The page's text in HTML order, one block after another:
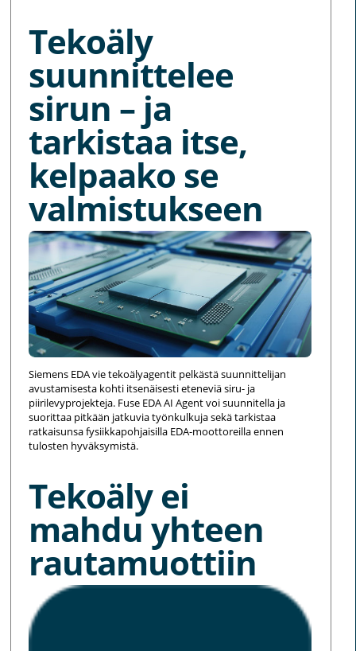
Tekoäly
suunnittelee
sirun – ja
tarkistaa itse,
kelpaako se
valmistukseen
Siemens EDA vie tekoälyagentit pelkästä suunnittelijan
avustamisesta kohti itsenäisesti eteneviä siru- ja
piirilevyprojekteja. Fuse EDA AI Agent voi suunnitella ja
suorittaa pitkään jatkuvia työnkulkuja sekä tarkistaa
ratkaisunsa fysiikkapohjaisilla EDA-moottoreilla ennen
tulosten hyväksymistä.
Tekoäly ei
mahdu yhteen
rautamuottiin